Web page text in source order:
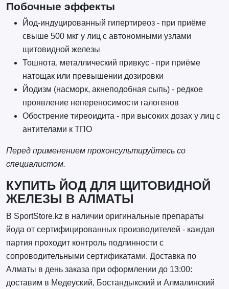
Побочные эффекты
Йод-индуцированный гипертиреоз - при приёме
свыше 500 мкг у лиц с автономными узлами
щитовидной железы
Тошнота, металлический привкус - при приёме
натощак или превышении дозировки
Йодизм (насморк, акнеподобная сыпь) - редкое
проявление непереносимости галогенов
Обострение тиреоидита - при высоких дозах у лиц с
антителами к ТПО
Перед применением проконсультируйтесь со
специалистом.
КУПИТЬ ЙОД ДЛЯ ЩИТОВИДНОЙ
ЖЕЛЕЗЫ В АЛМАТЫ
В SportStore.kz в наличии оригинальные препараты
йода от сертифицированных производителей - каждая
партия проходит контроль подлинности с
сопроводительными сертификатами. Доставка по
Алматы в день заказа при оформлении до 13:00:
доставим в Медеуский, Бостандыкский и Алмалинский